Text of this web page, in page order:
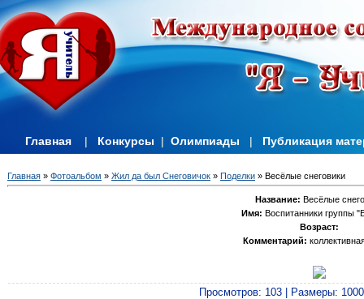
Главная | Конкурсы | Олимпиады | Публикация
Главная » Фотоальбом » Жил да был Снеговичок » Поделки » Весёлые снеговики
Название: Весёлые
Имя: Воспитанники группы
Возраст:
Комментарий:
Просмотров: 103 | Размеры: